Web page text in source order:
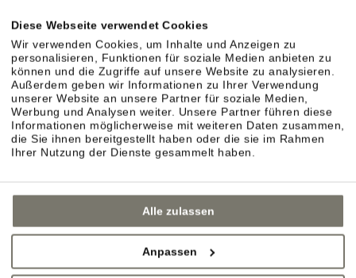
Diese Webseite verwendet Cookies
Wir verwenden Cookies, um Inhalte und Anzeigen zu
personalisieren, Funktionen für soziale Medien anbieten zu
können und die Zugriffe auf unsere Website zu analysieren.
Außerdem geben wir Informationen zu Ihrer Verwendung
unserer Website an unsere Partner für soziale Medien,
Werbung und Analysen weiter. Unsere Partner führen diese
Informationen möglicherweise mit weiteren Daten zusammen,
die Sie ihnen bereitgestellt haben oder die sie im Rahmen
Ihrer Nutzung der Dienste gesammelt haben.
Alle zulassen
Anpassen